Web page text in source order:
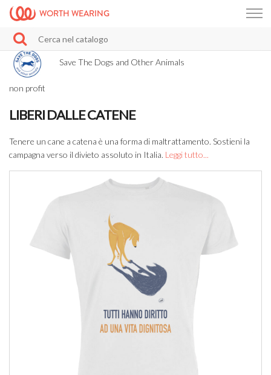
WORTH WEARING
Save The Dogs and Other Animals
non profit
LIBERI DALLE CATENE
Tenere un cane a catena è una forma di maltrattamento. Sostieni la
campagna verso il divieto assoluto in Italia. Leggi tutto...